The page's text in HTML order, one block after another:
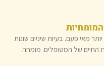
מאי פעם. בעיות שיניים שונות
החיים של המטופלים. מומחה